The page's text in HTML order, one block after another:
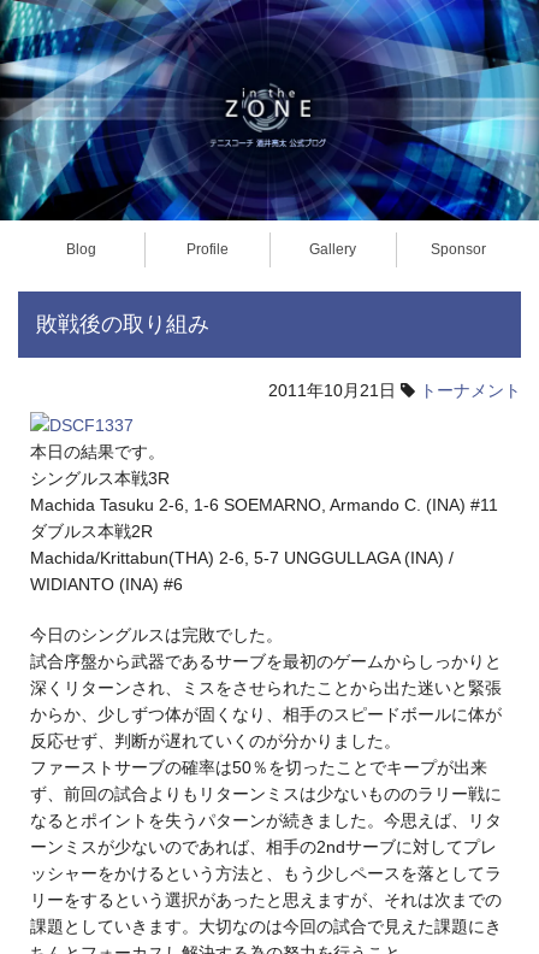
Blog Profile Gallery Sponsor
敗戦後の取り組み
2011年10月21日 トーナメント
本日の結果です。
シングルス本戦3R
Machida Tasuku 2-6, 1-6 SOEMARNO, Armando C. (INA) #11
ダブルス本戦2R
Machida/Krittabun(THA) 2-6, 5-7 UNGGULLAGA (INA) /
WIDIANTO (INA) #6
今日のシングルスは完敗でした。
試合序盤から武器であるサーブを最初のゲームからしっかりと
深くリターンされ、ミスをさせられたことから出た迷いと緊張
からか、少しずつ体が固くなり、相手のスピードボールに体が
反応せず、判断が遅れていくのが分かりました。
ファーストサーブの確率は50％を切ったことでキープが出来
ず、前回の試合よりもリターンミスは少ないもののラリー戦に
なるとポイントを失うパターンが続きました。今思えば、リタ
ーンミスが少ないのであれば、相手の2ndサーブに対してプレ
ッシャーをかけるという方法と、もう少しペースを落としてラ
リーをするという選択があったと思えますが、それは次までの
課題としていきます。大切なのは今回の試合で見えた課題にき